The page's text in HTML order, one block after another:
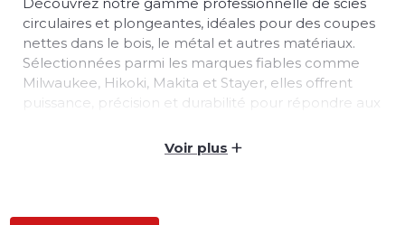
circulaires et plongeantes, idéales pour des coupes
nettes dans le bois, le métal et autres matériaux.
Sélectionnées parmi les marques fiables comme
Milwaukee, Hikoki, Makita et Stayer, elles offrent
puissance, précision et durabilité pour répondre aux
Voir plus +